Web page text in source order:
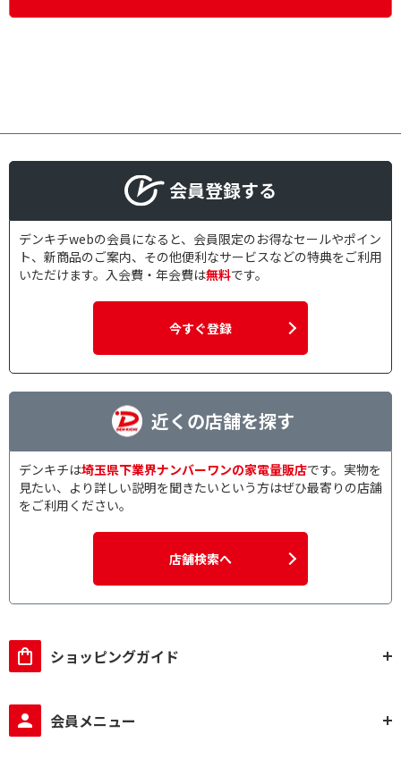
会員登録する
デンキチwebの会員になると、会員限定のお得なセールやポイン
ト、新商品のご案内、その他便利なサービスなどの特典をご利用
いただけます。入会費・年会費は無料です。
今すぐ登録
近くの店舗を探す
デンキチは埼玉県下業界ナンバーワンの家電量販店です。実物を
見たい、より詳しい説明を聞きたいという方はぜひ最寄りの店舗
をご利用ください。
店舗検索へ
ショッピングガイド
会員メニュー